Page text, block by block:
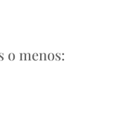
o menos: